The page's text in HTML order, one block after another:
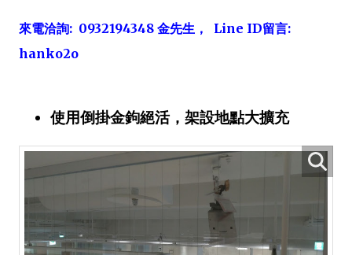
來電洽詢: 0932194348 金先生， Line ID留言:
hanko2o
使用倒掛金鉤絕活，架設地點大擴充